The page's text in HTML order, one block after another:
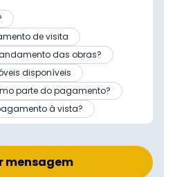
de visita
das obras?
disponíveis
parte do pagamento?
à vista?
mensagem